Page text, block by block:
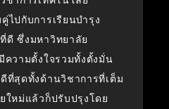
ไปกับการเรียนบำรุง
ซึ่งมหาวิทยาลัย
วามตั้งใจรวมทั้งตั้งมั่น
ที่สุดทั้งด้านวิชาการที่เต็ม
ใหม่แล้วก็ปรับปรุงโดย